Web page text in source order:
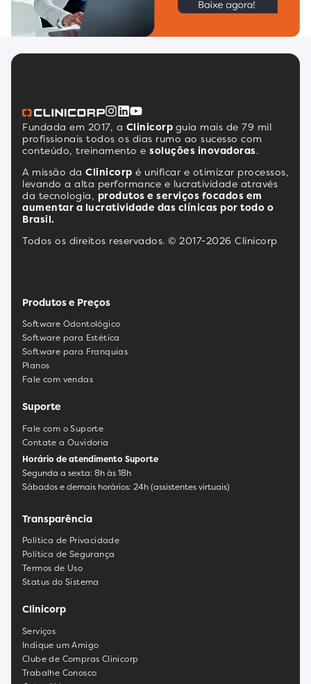
Fundada em 2017, a Clinicorp guia mais de 79 mil
profissionais todos os dias rumo ao sucesso com
conteúdo, treinamento e soluções inovadoras.
A missão da Clinicorp é unificar e otimizar processos,
levando a alta performance e lucratividade através
da tecnologia, produtos e serviços focados em
aumentar a lucratividade das clínicas por todo o
Brasil.
Todos os direitos reservados. © 2017-2026 Clinicorp
Produtos e Preços
Software Odontológico
Software para Estética
Software para Franquias
Planos
Fale com vendas
Suporte
Fale com o Suporte
Contate a Ouvidoria
Horário de atendimento Suporte
Segunda a sexta: 8h às 18h
Sábados e demais horários: 24h (assistentes virtuais)
Transparência
Política de Privacidade
Política de Segurança
Termos de Uso
Status do Sistema
Clinicorp
Serviços
Indique um Amigo
Clube de Compras Clinicorp
Trabalhe Conosco